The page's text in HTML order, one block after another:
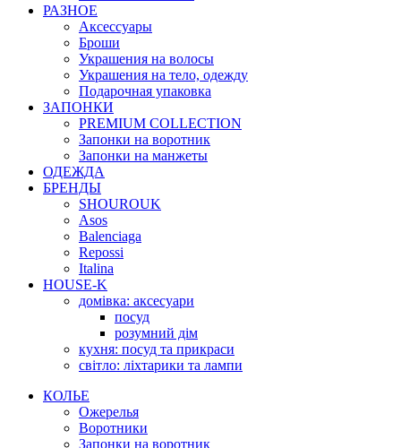
РАЗНОЕ
Аксессуары
Броши
Украшения на волосы
Украшения на тело, одежду
Подарочная упаковка
ЗАПОНКИ
PREMIUM COLLECTION
Запонки на воротник
Запонки на манжеты
ОДЕЖДА
БРЕНДЫ
SHOUROUK
Asos
Balenciaga
Repossi
Italina
HOUSE-K
домівка: аксесуари
посуд
розумний дім
кухня: посуд та прикраси
світло: ліхтарики та лампи
КОЛЬЕ
Ожерелья
Воротники
Запонки на воротник